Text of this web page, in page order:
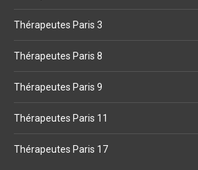
Thérapeutes Paris 3
Thérapeutes Paris 8
Thérapeutes Paris 9
Thérapeutes Paris 11
Thérapeutes Paris 17